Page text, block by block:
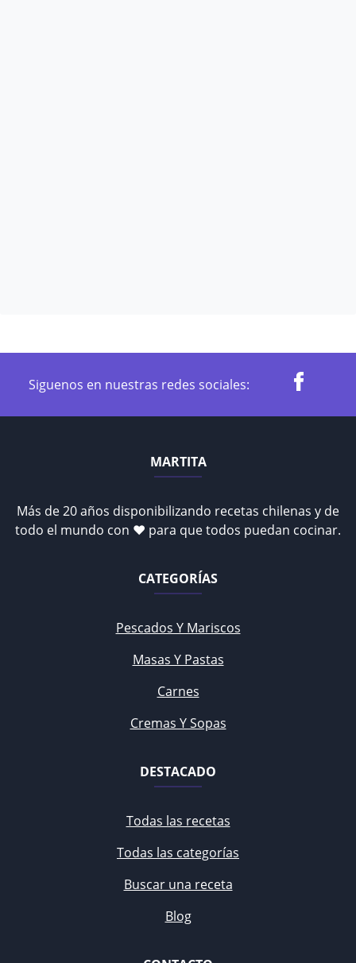
Siguenos en nuestras redes sociales:
MARTITA
Más de 20 años disponibilizando recetas chilenas y de
todo el mundo con ♥ para que todos puedan cocinar.
CATEGORÍAS
Pescados Y Mariscos
Masas Y Pastas
Carnes
Cremas Y Sopas
DESTACADO
Todas las recetas
Todas las categorías
Buscar una receta
Blog